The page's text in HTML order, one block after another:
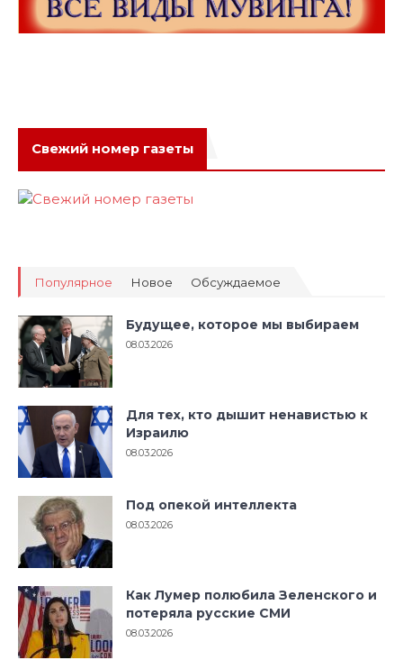
Свежий номер газеты
Популярное Новое Обсуждаемое
Будущее, которое мы выбираем
08.03.2026
Для тех, кто дышит ненавистью к
Израилю
08.03.2026
Под опекой интеллекта
08.03.2026
Как Лумер полюбила Зеленского и
потеряла русские СМИ
08.03.2026